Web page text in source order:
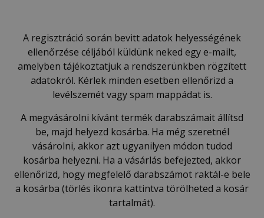
A regisztráció során bevitt adatok helyességének
ellenőrzése céljából küldünk neked egy e-mailt,
amelyben tájékoztatjuk a rendszerünkben rögzített
adatokról. Kérlek minden esetben ellenőrizd a
levélszemét vagy spam mappádat is.
A megvásárolni kívánt termék darabszámait állítsd
be, majd helyezd kosárba. Ha még szeretnél
vásárolni, akkor azt ugyanilyen módon tudod
kosárba helyezni. Ha a vásárlás befejezted, akkor
ellenőrizd, hogy megfelelő darabszámot raktál-e bele
a kosárba (törlés ikonra kattintva törölheted a kosár
tartalmát).